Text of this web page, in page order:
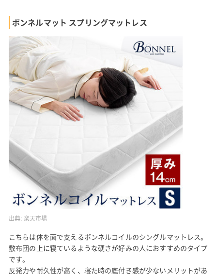
ボンネルマット スプリングマットレス
出典: 楽天市場
こちらは体を面で支えるボンネルコイルのシングルマットレス。
敷布団の上に寝ているような硬さが好みの人におすすめのタイプ
です。
反発力や耐久性が高く、寝た時の底付き感が少ないメリットがあ